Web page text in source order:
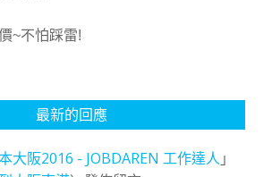
~不怕踩雷!
最新的回應
大阪2016 - JOBDAREN 工作達人 」